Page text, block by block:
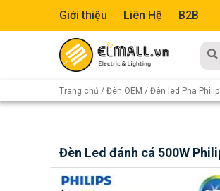
Giới thiệu Liên Hệ B2B
Trang chủ / Đèn OEM / Đèn led Pha
Đèn Led đánh cá 500W